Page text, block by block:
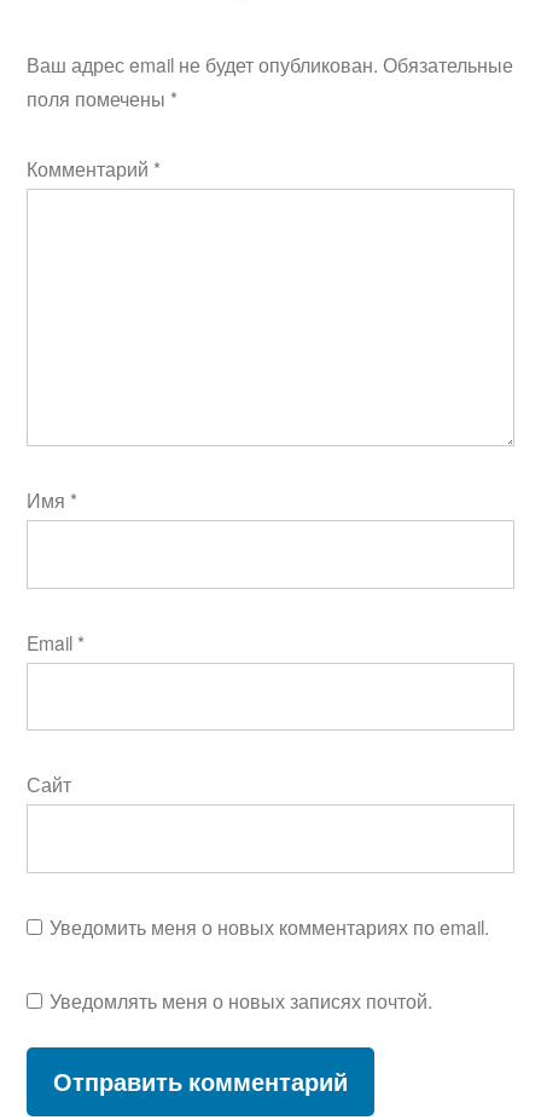
Ваш адрес email не будет опубликован. Обязательные
поля помечены *
Комментарий *
Имя *
Email *
Сайт
Уведомить меня о новых комментариях по email.
Уведомлять меня о новых записях почтой.